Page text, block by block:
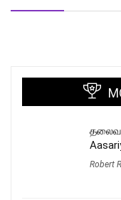
Robert